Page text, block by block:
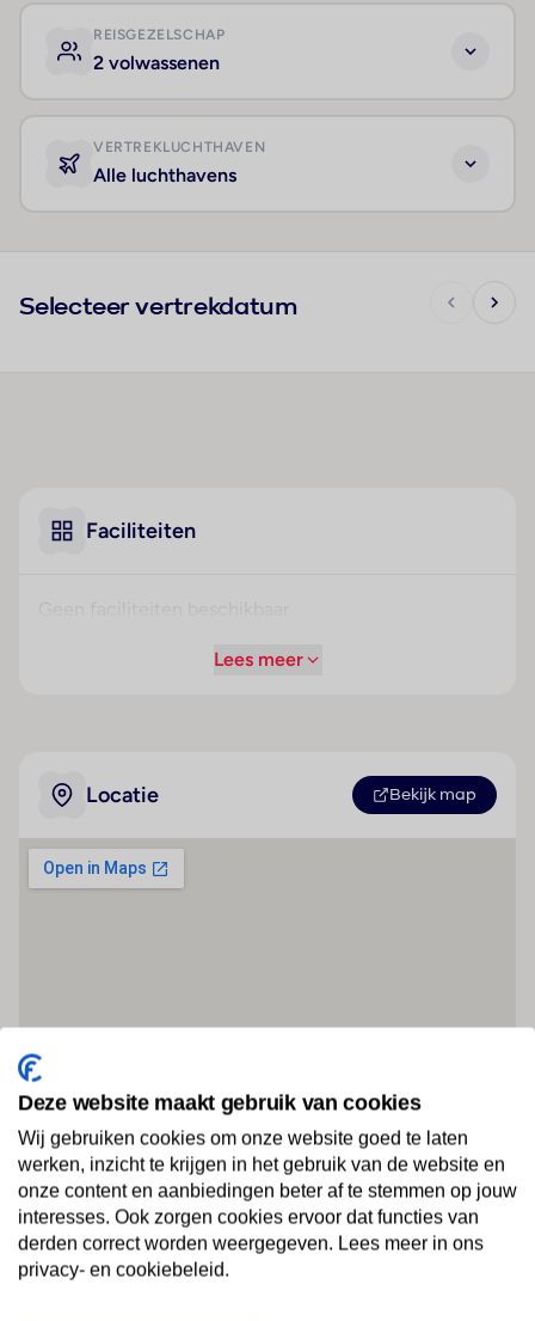
REISGEZELSCHAP
2 volwassenen
VERTREKLUCHTHAVEN
Alle luchthavens
Selecteer vertrekdatum
Faciliteiten
Lees meer
Locatie Bekijk map
Deze website maakt gebruik van cookies
Wij gebruiken cookies om onze website goed te laten
werken, inzicht te krijgen in het gebruik van de website en
onze content en aanbiedingen beter af te stemmen op jouw
interesses. Ook zorgen cookies ervoor dat functies van
derden correct worden weergegeven. Lees meer in ons
privacy- en cookiebeleid.